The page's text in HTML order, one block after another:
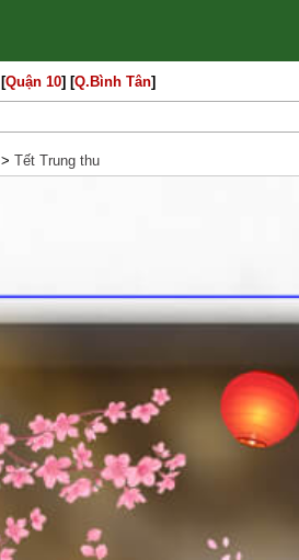
[Quận 10] [Q.Bình Tân]
> Tết Trung thu